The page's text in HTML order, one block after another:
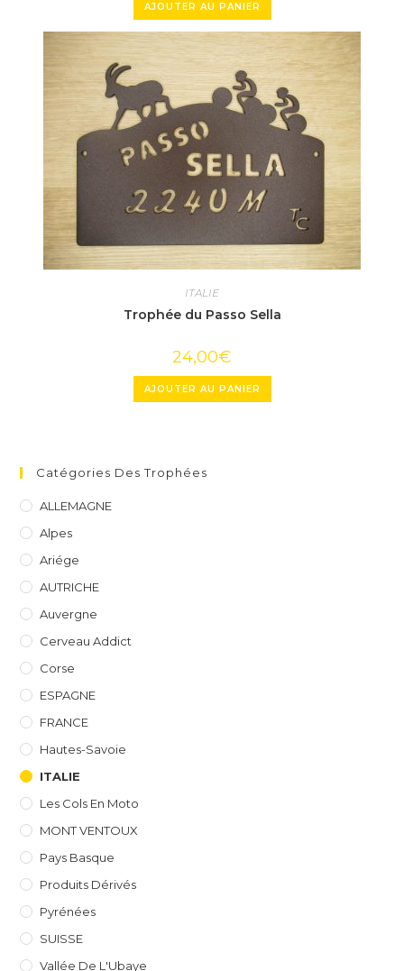
AJOUTER AU PANIER
ITALIE
Trophée du Passo Sella
24,00€
AJOUTER AU PANIER
Catégories Des Trophées
ALLEMAGNE
Alpes
Ariége
AUTRICHE
Auvergne
Cerveau Addict
Corse
ESPAGNE
FRANCE
Hautes-Savoie
ITALIE
Les Cols En Moto
MONT VENTOUX
Pays Basque
Produits Dérivés
Pyrénées
SUISSE
Vallée De L'Ubaye